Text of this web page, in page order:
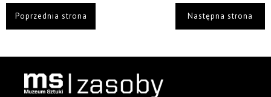
Poprzednia strona Następna strona